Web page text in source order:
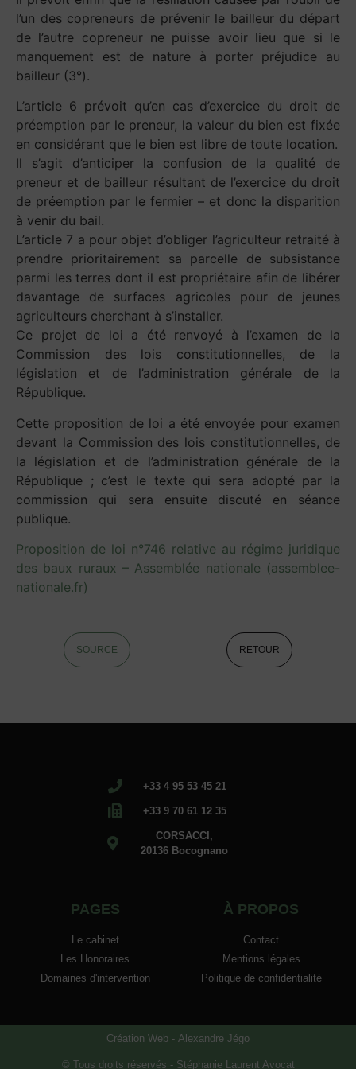
l’un des copreneurs de prévenir le bailleur du départ
de l’autre copreneur ne puisse avoir lieu que si le
manquement est de nature à porter préjudice au
bailleur (3°).
L’article 6 prévoit qu’en cas d’exercice du droit de
préemption par le preneur, la valeur du bien est fixée
en considérant que le bien est libre de toute location.
Il s’agit d’anticiper la confusion de la qualité de
preneur et de bailleur résultant de l’exercice du droit
de préemption par le fermier – et donc la disparition
à venir du bail.
L’article 7 a pour objet d’obliger l’agriculteur retraité à
prendre prioritairement sa parcelle de subsistance
parmi les terres dont il est propriétaire afin de libérer
davantage de surfaces agricoles pour de jeunes
agriculteurs cherchant à s’installer.
Ce projet de loi a été renvoyé à l’examen de la
Commission des lois constitutionnelles, de la
législation et de l’administration générale de la
République.
Cette proposition de loi a été envoyée pour examen
devant la Commission des lois constitutionnelles, de
la législation et de l’administration générale de la
République ; c’est le texte qui sera adopté par la
commission qui sera ensuite discuté en séance
publique.
Proposition de loi n°746 relative au régime juridique
des baux ruraux – Assemblée nationale (assemblee-
nationale.fr)
SOURCE RETOUR
+33 4 95 53 45 21
+33 9 70 61 12 35
CORSACCI,
20136 Bocognano
PAGES
Le cabinet
Les Honoraires
Domaines d'intervention
À PROPOS
Contact
Mentions légales
Politique de confidentialité
Création Web - Alexandre Jégo
© Tous droits réservés - Stéphanie Laurent Avocat